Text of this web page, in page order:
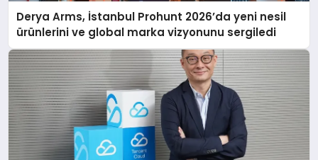
Derya Arms, İstanbul Prohunt 2026’da yeni nesil
ürünlerini ve global marka vizyonunu sergiledi